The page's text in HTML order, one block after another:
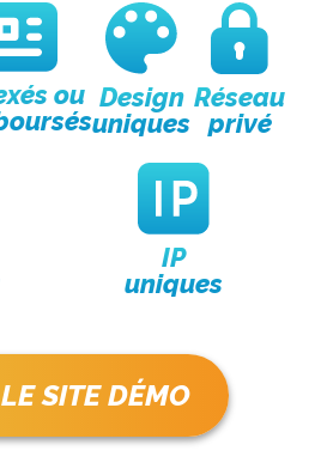
ou Design
uniques
Réseau
privé
IP
uniques
SITE DÉMO